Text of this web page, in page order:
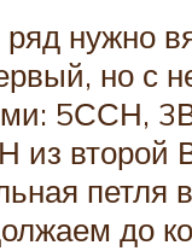
нужно
но с
5ССН,
из второй
петля
до